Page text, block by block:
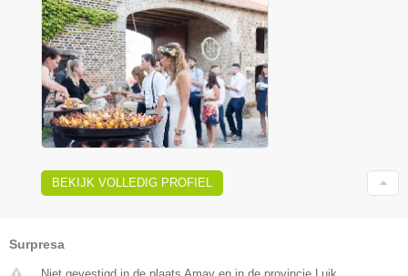
BEKIJK VOLLEDIG PROFIEL
Surpresa